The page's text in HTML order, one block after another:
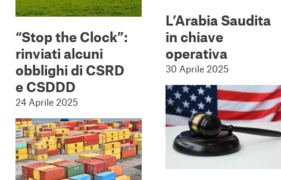
L’Arabia Saudita
in chiave
operativa
30 Aprile 2025
“Stop the Clock”:
rinviati alcuni
obblighi di CSRD
e CSDDD
24 Aprile 2025